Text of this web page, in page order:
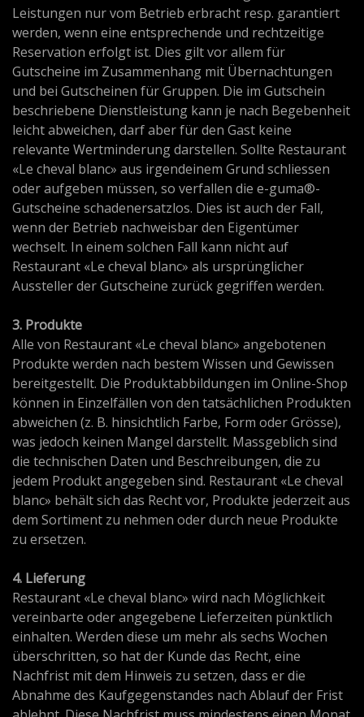
Leistungen nur vom Betrieb erbracht resp. garantiert
werden, wenn eine entsprechende und rechtzeitige
Reservation erfolgt ist. Dies gilt vor allem für
Gutscheine im Zusammenhang mit Übernachtungen
und bei Gutscheinen für Gruppen. Die im Gutschein
beschriebene Dienstleistung kann je nach Begebenheit
leicht abweichen, darf aber für den Gast keine
relevante Wertminderung darstellen. Sollte Restaurant
«Le cheval blanc» aus irgendeinem Grund schliessen
oder aufgeben müssen, so verfallen die e-guma®-
Gutscheine schadenersatzlos. Dies ist auch der Fall,
wenn der Betrieb nachweisbar den Eigentümer
wechselt. In einem solchen Fall kann nicht auf
Restaurant «Le cheval blanc» als ursprünglicher
Aussteller der Gutscheine zurück gegriffen werden.
3. Produkte
Alle von Restaurant «Le cheval blanc» angebotenen
Produkte werden nach bestem Wissen und Gewissen
bereitgestellt. Die Produktabbildungen im Online-Shop
können in Einzelfällen von den tatsächlichen Produkten
abweichen (z. B. hinsichtlich Farbe, Form oder Grösse),
was jedoch keinen Mangel darstellt. Massgeblich sind
die technischen Daten und Beschreibungen, die zu
jedem Produkt angegeben sind. Restaurant «Le cheval
blanc» behält sich das Recht vor, Produkte jederzeit aus
dem Sortiment zu nehmen oder durch neue Produkte
zu ersetzen.
4. Lieferung
Restaurant «Le cheval blanc» wird nach Möglichkeit
vereinbarte oder angegebene Lieferzeiten pünktlich
einhalten. Werden diese um mehr als sechs Wochen
überschritten, so hat der Kunde das Recht, eine
Nachfrist mit dem Hinweis zu setzen, dass er die
Abnahme des Kaufgegenstandes nach Ablauf der Frist